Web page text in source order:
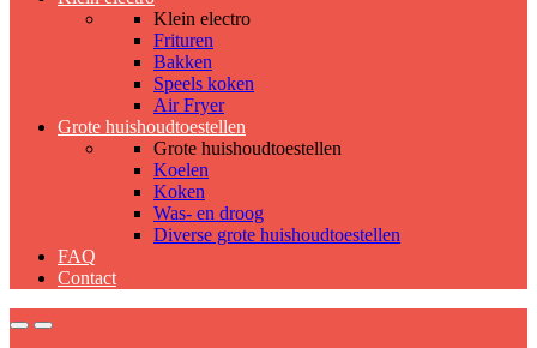
Klein electro
Frituren
Bakken
Speels koken
Air Fryer
Grote huishoudtoestellen
Grote huishoudtoestellen
Koelen
Koken
Was- en droog
Diverse grote huishoudtoestellen
FAQ
Contact